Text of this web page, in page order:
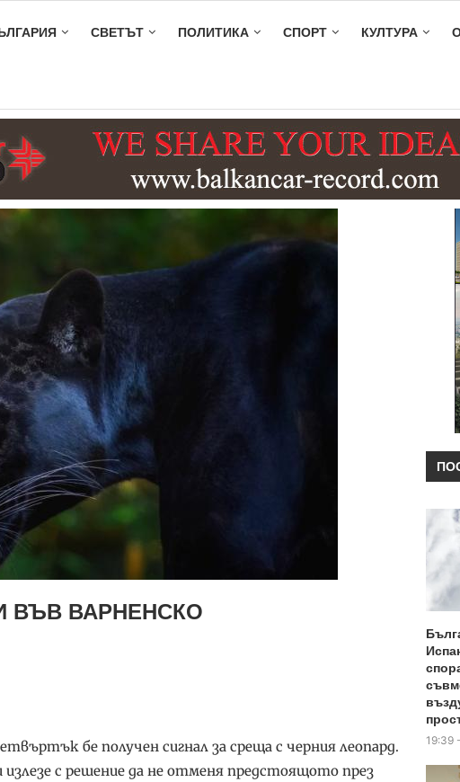
СВЕТЪТ ПОЛИТИКА СПОРТ КУЛТУРА
ВЪВ ВАРНЕНСКО
бе получен сигнал за среща с черния леопард.
с решение да не отменя предстоящото през
19:39